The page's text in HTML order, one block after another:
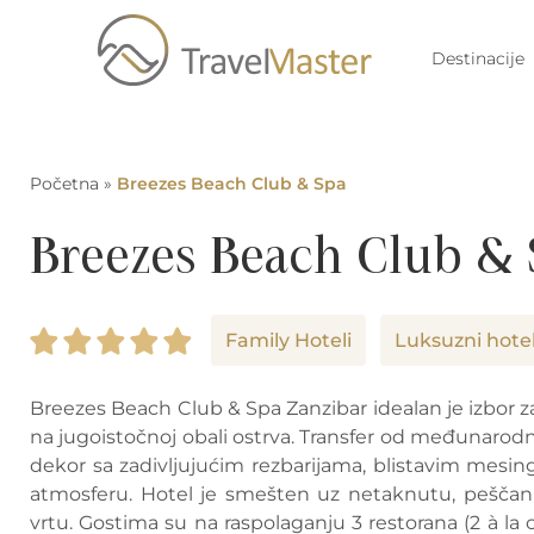
Destinacije
Početna » Breezes Beach Club & Spa
Breezes Beach Club &
Family Hoteli Luksuzni
Breezes Beach Club & Spa Zanzibar idealan je
na jugoistočnoj obali ostrva. Transfer od
dekor sa zadivljujućim rezbarijama, blistavim
atmosferu. Hotel je smešten uz netaknutu,
vrtu. Gostima su na raspolaganju 3 restorana (2 à la